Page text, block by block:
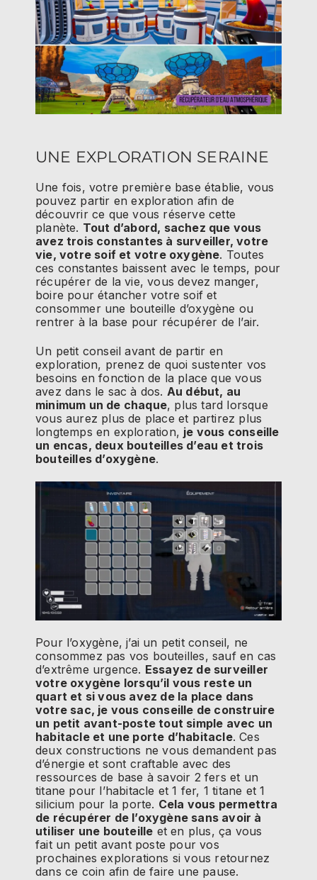
UNE EXPLORATION SERAINE
Une fois, votre première base établie, vous
pouvez partir en exploration afin de
découvrir ce que vous réserve cette
planète. Tout d’abord, sachez que vous
avez trois constantes à surveiller, votre
vie, votre soif et votre oxygène. Toutes
ces constantes baissent avec le temps, pour
récupérer de la vie, vous devez manger,
boire pour étancher votre soif et
consommer une bouteille d’oxygène ou
rentrer à la base pour récupérer de l’air.
Un petit conseil avant de partir en
exploration, prenez de quoi sustenter vos
besoins en fonction de la place que vous
avez dans le sac à dos. Au début, au
minimum un de chaque, plus tard lorsque
vous aurez plus de place et partirez plus
longtemps en exploration, je vous conseille
un encas, deux bouteilles d’eau et trois
bouteilles d’oxygène.
Pour l’oxygène, j’ai un petit conseil, ne
consommez pas vos bouteilles, sauf en cas
d’extrême urgence. Essayez de surveiller
votre oxygène lorsqu’il vous reste un
quart et si vous avez de la place dans
votre sac, je vous conseille de construire
un petit avant-poste tout simple avec un
habitacle et une porte d’habitacle. Ces
deux constructions ne vous demandent pas
d’énergie et sont craftable avec des
ressources de base à savoir 2 fers et un
titane pour l’habitacle et 1 fer, 1 titane et 1
silicium pour la porte. Cela vous permettra
de récupérer de l’oxygène sans avoir à
utiliser une bouteille et en plus, ça vous
fait un petit avant poste pour vos
prochaines explorations si vous retournez
dans ce coin afin de faire une pause.